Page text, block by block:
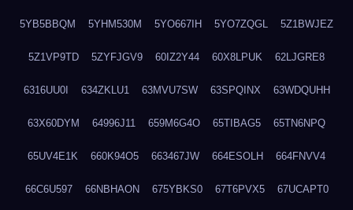
5YB5BBQM 5YHM530M 5YO667IH 5YO7ZQGL 5Z1BWJEZ
5Z1VP9TD 5ZYFJGV9 60IZ2Y44 60X8LPUK 62LJGRE8
6316UU0I 634ZKLU1 63MVU7SW 63SPQINX 63WDQUHH
63X60DYM 64996J11 659M6G4O 65TIBAG5 65TN6NPQ
65UV4E1K 660K94O5 663467JW 664ESOLH 664FNVV4
66C6U597 66NBHAON 675YBKS0 67T6PVX5 67UCAPT0